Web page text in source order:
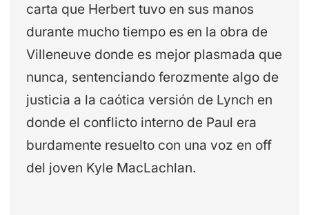
carta que Herbert tuvo en sus manos
durante mucho tiempo es en la obra de
Villeneuve donde es mejor plasmada que
nunca, sentenciando ferozmente algo de
justicia a la caótica versión de Lynch en
donde el conflicto interno de Paul era
burdamente resuelto con una voz en off
del joven Kyle MacLachlan.